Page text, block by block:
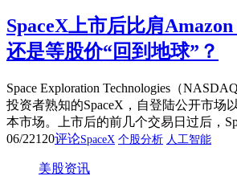
SpaceX上市后比肩
还是等股价“回到地球”？
Space Exploration Technologies（
投资者熟知的SpaceX，自登陆公开市场
本市场。上市后的前几个交易日过后，
06/22120评论SpaceX 个股分析 人工智能
美股资讯